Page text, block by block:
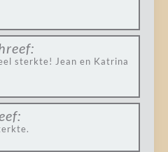
sterkte! Jean en Katrina